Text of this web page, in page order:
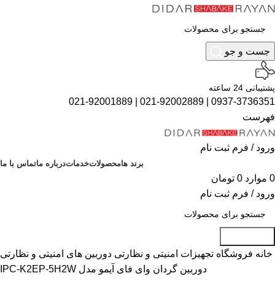
جست و جو
پشتیبانی 24 ساعته
0937-3736351
021-92002889
021-92001889
فهرست
ورود / فرم ثبت نام
برند هامحصولاتخدماتدرباره ماتماس با ما
0 موارد 0 تومان
ورود / فرم ثبت نام
خانه فروشگاه تجهیزات امنیتی و نظارتی دوربین های امنیتی و نظارتی
دوربین گردان وای فای آیمو مدل IPC-K2EP-5H2W